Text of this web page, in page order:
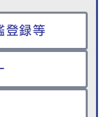
登録等